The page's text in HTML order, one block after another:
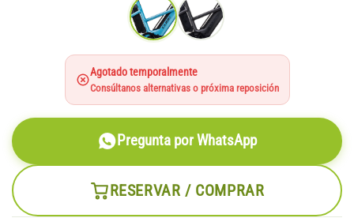
Agotado temporalmente
Consúltanos alternativas o próxima reposición
RESERVAR / COMPRAR
Pregunta por WhatsApp